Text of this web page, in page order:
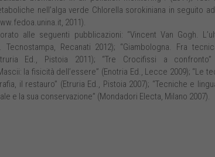
nell’alga verde Chlorella sorokiniana in seguito
2011).
alle seguenti pubblicazioni: “Vincent Van Gogh.
Tecnostampa, Recanati 2012); “Giambologna. Fra
Ed., Pistoia 2011); “Tre Crocifissi a
la fisicità dell’essere” (Enotria Ed., Lecce 2009); “Le
il restauro” (Etruria Ed., Pistoia 2007); “Tecniche e
e la sua conservazione” (Mondadori Electa, Milano 2007).